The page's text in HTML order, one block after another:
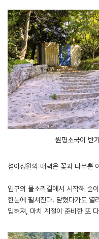
원평소국이 반
섬이정원의 매력은 꽃과 나무뿐
입구의 물소리길에서 시작해 숲
한눈에 펼쳐진다. 닫혔다가도 열
입혀져, 마치 계절이 준비한 또